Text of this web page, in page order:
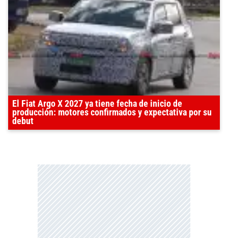
El Fiat Argo X 2027 ya tiene fecha de inicio de
producción: motores confirmados y expectativa por su
debut